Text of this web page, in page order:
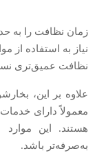
زمان نظافت را به
نیاز به استفاده از
نظافت عمیق‌تری
علاوه بر این،
معمولاً دارای
هستند. این
به‌صرفه‌تر باشد.